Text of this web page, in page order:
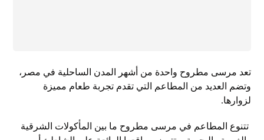
تعد مرسى مطروح واحدة من أشهر المدن الساحلية في مصر،
وتضم العديد من المطاعم التي تقدم تجربة طعام مميزة
لزوارها.
تتنوع المطاعم في مرسى مطروح ما بين المأكولات الشرقية